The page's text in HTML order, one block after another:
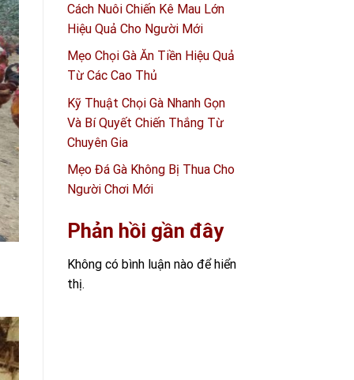
Cách Nuôi Chiến Kê Mau Lớn
Hiệu Quả Cho Người Mới
Mẹo Chọi Gà Ăn Tiền Hiệu Quả
Từ Các Cao Thủ
Kỹ Thuật Chọi Gà Nhanh Gọn
Và Bí Quyết Chiến Thắng Từ
Chuyên Gia
Mẹo Đá Gà Không Bị Thua Cho
Người Chơi Mới
Phản hồi gần đây
Không có bình luận nào để hiển
thị.